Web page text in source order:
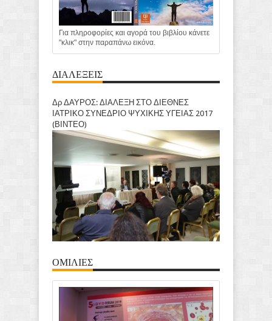
Για πληροφορίες και αγορά του βιβλίου κάνετε
"κλικ" στην παραπάνω εικόνα.
ΔΙΑΛΕΞΕΙΣ
Δρ ΔΑΥΡΟΣ: ΔΙΑΛΕΞΗ ΣΤΟ ΔΙΕΘΝΕΣ
ΙΑΤΡΙΚΟ ΣΥΝΕΔΡΙΟ ΨΥΧΙΚΗΣ ΥΓΕΙΑΣ 2017
(ΒΙΝΤΕΟ)
ΟΜΙΛΙΕΣ